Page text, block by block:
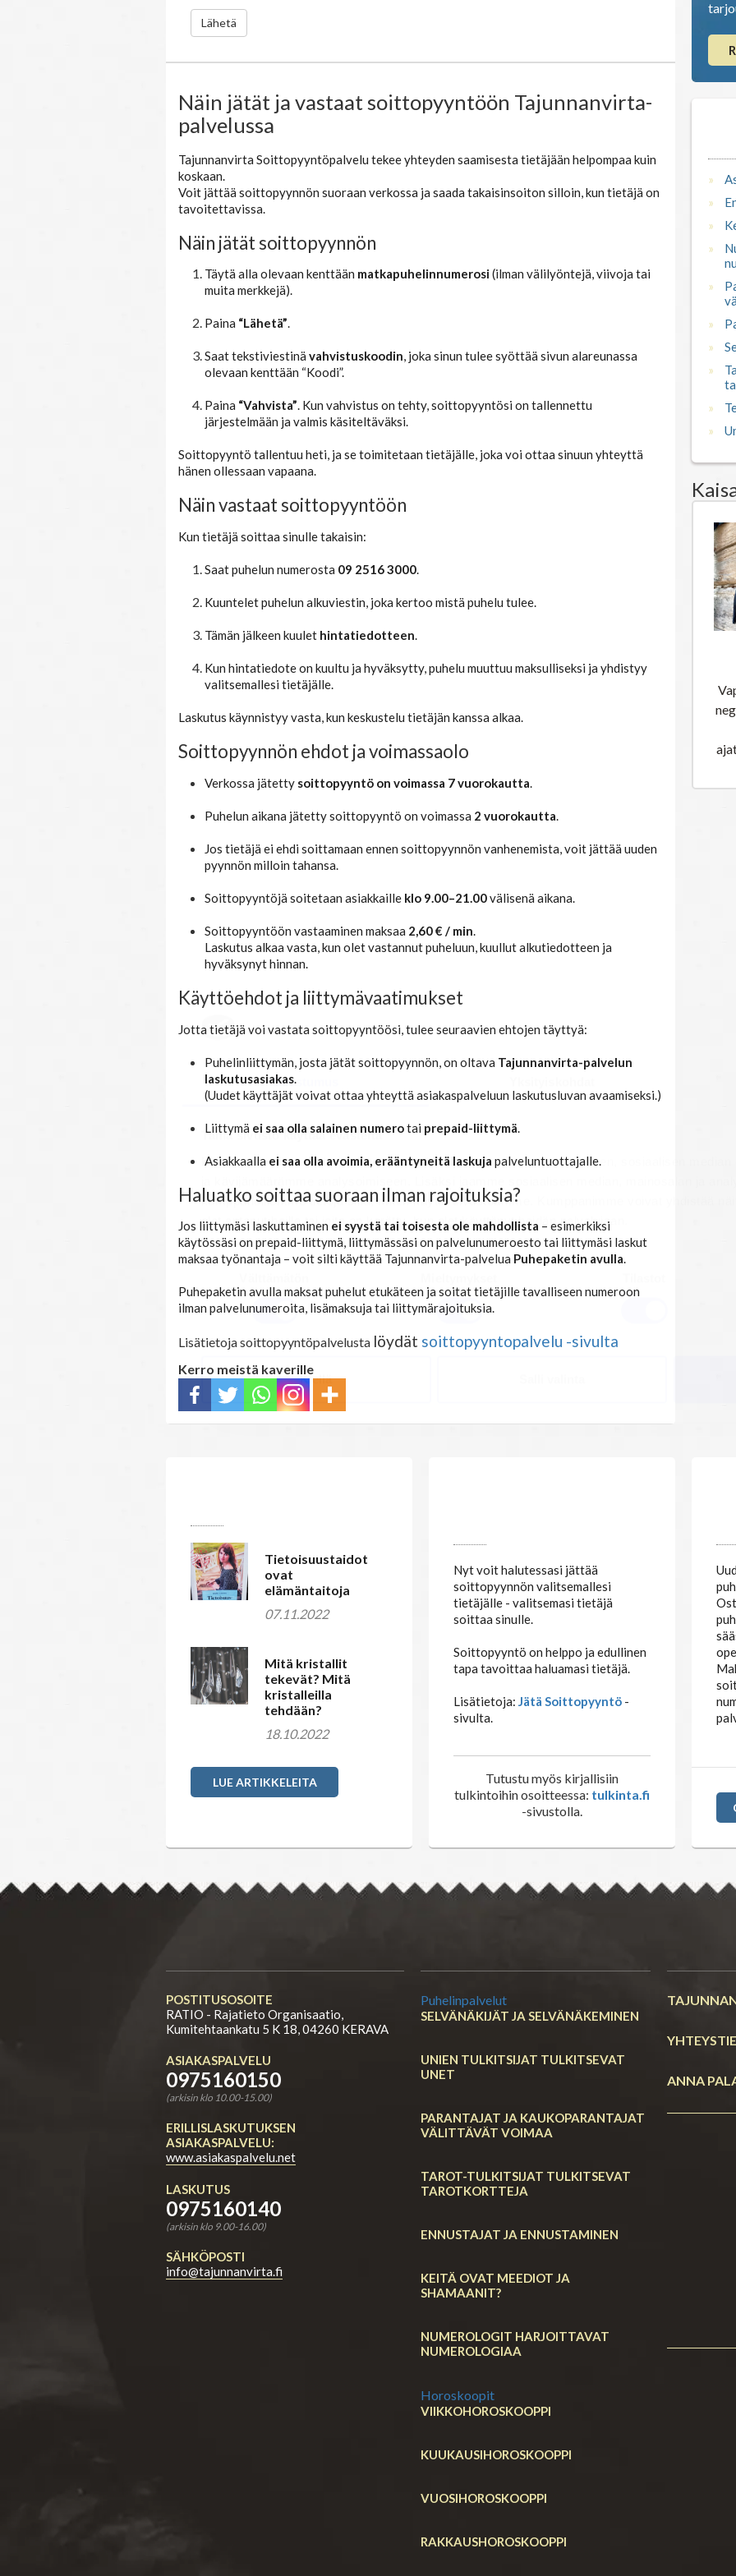
Suostumus
Tämä sivusto käyttää evästeitä
Käytämme evästeitä tarjoamamme sisällön ja mainosten räätälöimiseen, sosiaalisen median
kumppaneillemme tietoja siitä, miten käytät sivustoamme. Kumppanimme voivat yhdistää
olet antanut heille tai joita on kerätty, kun olet käyttänyt heidän palvelujaan.
Suostumuksen
Kiellä
Näin jätät ja vastaat soittopyyntöön Tajunnanvirta-
palvelussa
Tajunnanvirta Soittopyyntöpalvelu tekee yhteyden saamisesta tietäjään helpompaa kuin
koskaan.
Voit jättää soittopyynnön suoraan verkossa ja saada takaisinsoiton silloin, kun tietäjä on
tavoitettavissa.
Näin jätät soittopyynnön
Täytä alla olevaan kenttään matkapuhelinnumerosi(ilman välilyöntejä, viivoja tai
muita merkkejä).
Paina “Lähetä”.
Saat tekstiviestinä vahvistuskoodin, joka sinun tulee syöttää sivun alareunassa
olevaan kenttään “Koodi”.
Paina “Vahvista”. Kun vahvistus on tehty, soittopyyntösi on tallennettu
järjestelmään ja valmis käsiteltäväksi.
Soittopyyntö tallentuu heti, ja se toimitetaan tietäjälle, joka voi ottaa sinuun yhteyttä
hänen ollessaan vapaana.
Näin vastaat soittopyyntöön
Kun tietäjä soittaa sinulle takaisin:
Saat puhelun numerosta 09 2516 3000.
Kuuntelet puhelun alkuviestin, joka kertoo mistä puhelu tulee.
Tämän jälkeen kuulet hintatiedotteen.
Kun hintatiedote on kuultu ja hyväksytty, puhelu muuttuu maksulliseksi ja yhdistyy
valitsemallesi tietäjälle.
Laskutus käynnistyy vasta, kun keskustelu tietäjän kanssa alkaa.
Soittopyynnön ehdot ja voimassaolo
Verkossa jätetty soittopyyntö on voimassa 7 vuorokautta.
Puhelun aikana jätetty soittopyyntö on voimassa 2 vuorokautta.
Jos tietäjä ei ehdi soittamaan ennen soittopyynnön vanhenemista, voit jättää uuden
pyynnön milloin tahansa.
Soittopyyntöjä soitetaan asiakkaille klo 9.00–21.00välisenä aikana.
Soittopyyntöön vastaaminen maksaa 2,60 € / min.
Laskutus alkaa vasta, kun olet vastannut puheluun, kuullut alkutiedotteen ja
hyväksynyt hinnan.
Käyttöehdot ja liittymävaatimukset
Jotta tietäjä voi vastata soittopyyntöösi, tulee seuraavien ehtojen täyttyä:
Puhelinliittymän, josta jätät soittopyynnön, on oltava Tajunnanvirta-palvelun
laskutusasiakas
(Uudet käyttäjät voivat ottaa yhteyttä asiakaspalveluun laskutusluvan avaamiseksi.)
Liittymä ei saa olla salainen numerotai prepaid-liittymä
Asiakkaalla ei saa olla avoimia, erääntyneitä laskuja palveluntuottajalle.
Haluatko soittaa suoraan ilman rajoituksia?
Jos liittymäsi laskuttaminen ei syystä tai toisesta ole mahdollista – esimerkiksi
käytössäsi on prepaid-liittymä, liittymässäsi on palvelunumeroesto tai liittymäsi laskut
maksaa työnantaja – voit silti käyttää Tajunnanvirta-palvelua Puhepaketin avulla.
Puhepaketin avulla maksat puhelut etukäteen ja soitat tietäjille tavalliseen numeroon
ilman palvelunumeroita, lisämaksuja tai liittymärajoituksia.
Lisätietoja soittopyyntöpalvelusta löydät soittopyyntopalvelu -sivulta
Kerro meistä kaverille
Tietoisuustaidot
ovat
elämäntaitoja
07.11.2022
Mitä kristallit
tekevät? Mitä
kristalleilla
tehdään?
18.10.2022
LUE ARTIKKELEITA
soittopyynnön valitsemallesi
tietäjälle - valitsemasi tietäjä
soittaa sinulle.
tapa tavoittaa haluamasi tietäjä.
sivulta.
Tutustu myös kirjallisiin
tulkintoihin osoitteessa:tulkinta.fi
-sivustolla.
POSTITUSOSOITE
RATIO - Rajatieto Organisaatio,
Kumitehtaankatu 5 K 18, 04260 KERAVA
ASIAKASPALVELU
0975160150
(arkisin klo 10.00-15.00)
ERILLISLASKUTUKSEN
ASIAKASPALVELU:
www.asiakaspalvelu.net
LASKUTUS
0975160140
(arkisin klo 9.00-16.00)
SÄHKÖPOSTI
info@tajunnanvirta.fi
Puhelinpalvelut
SELVÄNÄKIJÄT JA SELVÄNÄKEMINEN
UNIEN TULKITSIJAT TULKITSEVAT
UNET
PARANTAJAT JA KAUKOPARANTAJAT
VÄLITTÄVÄT VOIMAA
TAROT-TULKITSIJAT TULKITSEVAT
TAROTKORTTEJA
ENNUSTAJAT JA ENNUSTAMINEN
KEITÄ OVAT MEEDIOT JA
SHAMAANIT?
NUMEROLOGIT HARJOITTAVAT
NUMEROLOGIAA
Horoskoopit
VIIKKOHOROSKOOPPI
KUUKAUSIHOROSKOOPPI
VUOSIHOROSKOOPPI
RAKKAUSHOROSKOOPPI
ANNA